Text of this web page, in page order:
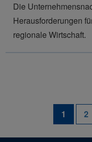
Die
Herausforderungen
regionale Wirtschaft.
1 2